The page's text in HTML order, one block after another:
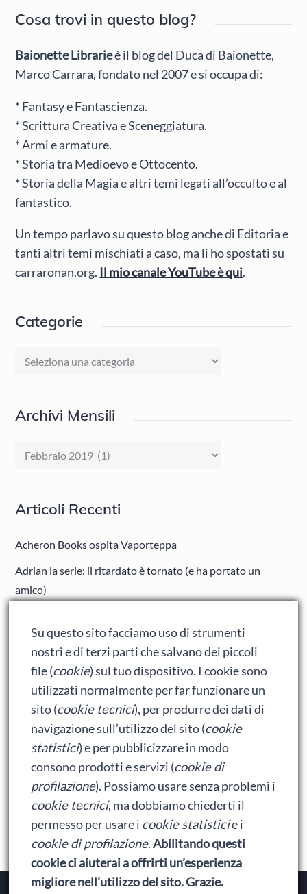
Cosa trovi in questo blog?
Baionette Librarieè il blog del Duca di Baionette,
Marco Carrara, fondato nel 2007 e si occupa di:
* Fantasy e Fantascienza.
* Scrittura Creativa e Sceneggiatura.
* Armi e armature.
* Storia tra Medioevo e Ottocento.
* Storia della Magia e altri temi legati all’occulto e al
fantastico.
Un tempo parlavo su questo blog anche di Editoria e
tanti altri temi mischiati a caso, ma li ho spostati su
carraronan.org. Il mio canale YouTube è qui.
Categorie
Categorie
Archivi Mensili
Archivi
Articoli Recenti
Acheron Books ospita Vaporteppa
Adrian la serie: il ritardato è tornato (e ha portato un
amico)
Ralph spacca Internet: analisi del film
Bumblebee: un buon film dei Transformers
Meta
Accedi
Feed dei contenuti
Feed dei commenti
WordPress.org
Su questo sito facciamo uso di strumenti
nostri e di terzi parti che salvano dei piccoli
file (cookie) sul tuo dispositivo. I cookie sono
utilizzati normalmente per far funzionare un
sito (cookie tecnici), per produrre dei dati di
navigazione sull’utilizzo del sito (cookie
statistici) e per pubblicizzare in modo
consono prodotti e servizi (cookie di
profilazione). Possiamo usare senza problemi i
cookie tecnici, ma dobbiamo chiederti il
permesso per usare i cookie statisticie i
cookie di profilazione.Abilitando questi
cookie ci aiuterai a offrirti un’esperienza
migliore nell’utilizzo del sito. Grazie.